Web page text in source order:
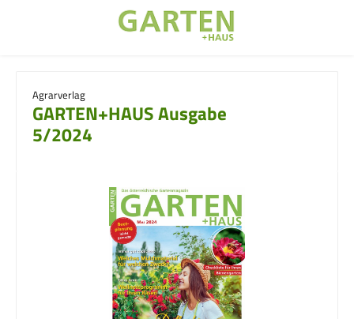
Agrarverlag
GARTEN+HAUS Ausgabe
5/2024
Bildergalerie überspringen